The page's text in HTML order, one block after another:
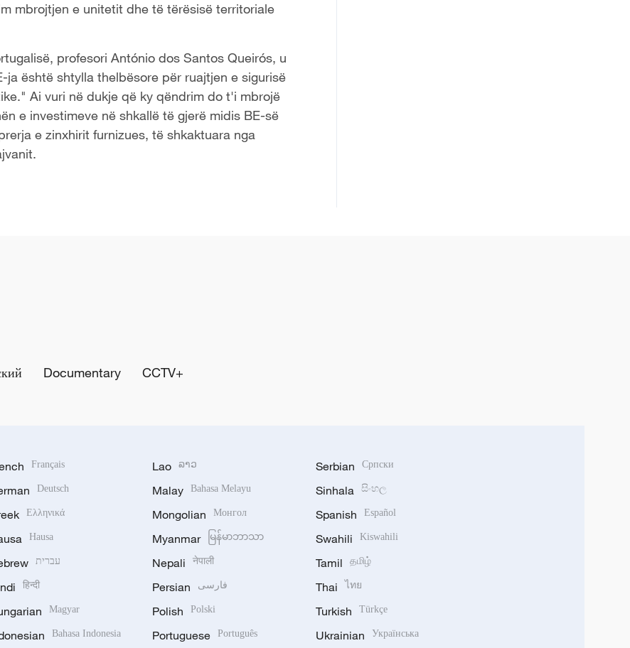
mbrojtjen e unitetit dhe të tërësisë territoriale
profesori António dos Santos Queirós, u
është shtylla thelbësore për ruajtjen e sigurisë
Ai vuri në dukje që ky qëndrim do t'i mbrojë
e investimeve në shkallë të gjerë midis BE-së
e zinxhirit furnizues, të shkaktuara nga
Documentary CCTV+
Français
Deutsch
Ελληνικά
Hausa
עברית
हिन्दी
Magyar
Bahasa Indonesia
Lao ລາວ
Malay Bahasa Melayu
Mongolian Монгол
Myanmar မြန်မာဘာသာ
Nepali नेपाली
Persian فارسی
Polish Polski
Portuguese Português
Serbian Српски
Sinhala සිංහල
Spanish Español
Swahili Kiswahili
Tamil தமிழ்
Thai ไทย
Turkish Türkçe
Ukrainian Українська